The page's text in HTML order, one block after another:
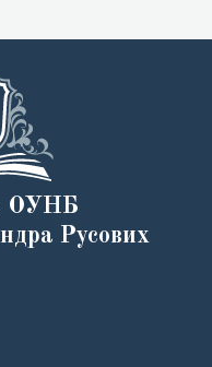
ОУНБ
Русових